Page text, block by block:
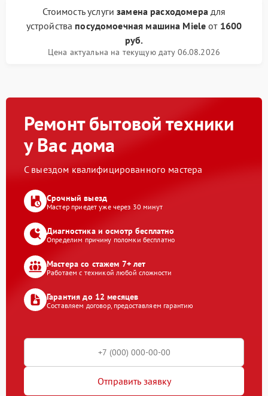
Стоимость услугизамена расходомерадля
устройства посудомоечная машина Miele от 1600
руб.
Цена актуальна на текущую дату 06.08.2026
Ремонт бытовой техники
у Вас дома
С выездом квалифицированного мастера
Срочный выезд
Мастер приедет уже через 30 минут
Диагностика и осмотр бесплатно
Определим причину поломки бесплатно
Мастера со стажем 7+ лет
Работаем с техникой любой сложности
Гарантия до 12 месяцев
Составляем договор, предоставляем гарантию
Отправить заявку